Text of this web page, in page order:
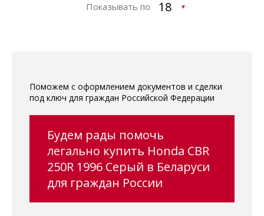
Показывать по
Поможем с оформлением документов и сделки
под ключ для граждан Российской Федерации
Будем рады помочь
легально купить Honda CBR
250R 1996 Серый в Беларуси
для граждан России